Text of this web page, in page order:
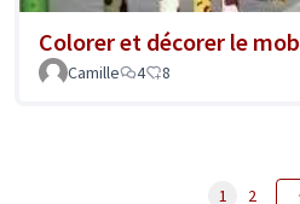
Colorer et décorer le
Camille
4 8
1 2